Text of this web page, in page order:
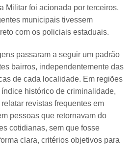
Militar foi acionada por terceiros,
municipais tivessem
com os policiais estaduais.
passaram a seguir um padrão
bairros, independentemente das
de cada localidade. Em regiões
histórico de criminalidade,
revistas frequentes em
pessoas que retornavam do
cotidianas, sem que fosse
clara, critérios objetivos para